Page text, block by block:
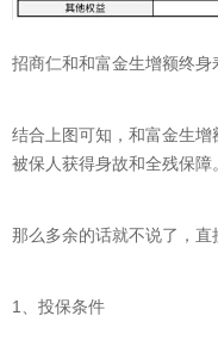
招商仁和和富金生增额终身
结合上图可知，和富金生
被保人获得身故和全残保障。
那么多余的话就不说了，直
1、投保条件